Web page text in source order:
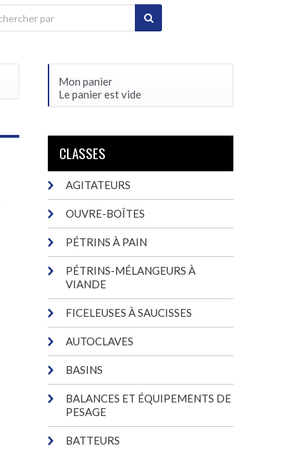
Mon panier
Le panier est vide
CLASSES
AGITATEURS
OUVRE-BOÎTES
PÉTRINS À PAIN
PÉTRINS-MÉLANGEURS À
VIANDE
FICELEUSES À SAUCISSES
AUTOCLAVES
BASINS
BALANCES ET ÉQUIPEMENTS DE
PESAGE
BATTEURS